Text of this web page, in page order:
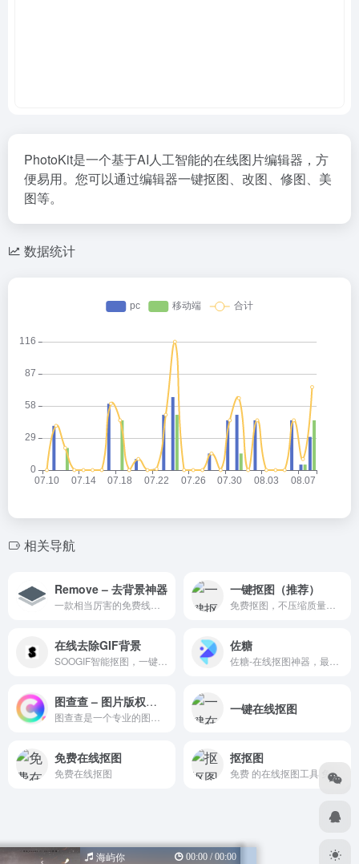
PhotoKit是一个基于AI人工智能的在线图片编辑器，方
便易用。您可以通过编辑器一键抠图、改图、修图、美
图等。
数据统计
相关导航
Remove – 去背景神器 一键抠图（推荐）
在线去除GIF背景 佐糖
图查查 – 图片版权查询神器 一键在线抠图
免费在线抠图
免费在线抠图
抠抠图
免费 的在线抠图工具 免登录抠图、无限制下载高清大图
海屿你 00:00 / 00:00